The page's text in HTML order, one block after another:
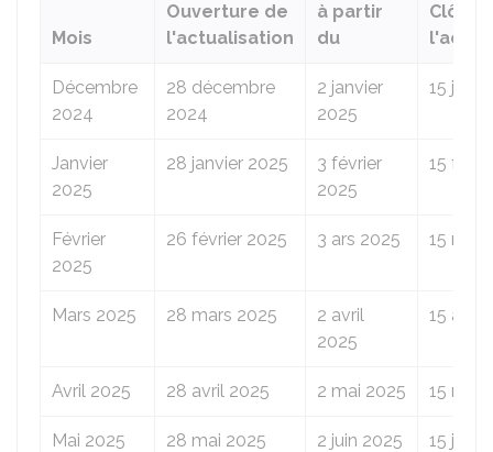
Mois
Ouverture de
l'actualisation
à partir
du
Décembre
2024
28 décembre
2024
2 janvier
2025
15
Janvier
2025
28 janvier 2025
3 février
2025
15
Février
2025
26 février 2025 3 ars 2025 15
Mars 2025 28 mars 2025
2 avril
2025
15 avril
Avril 2025 28 avril 2025 2 mai 2025 15 mai
Mai 2025 28 mai 2025 2 juin 2025 15 juin